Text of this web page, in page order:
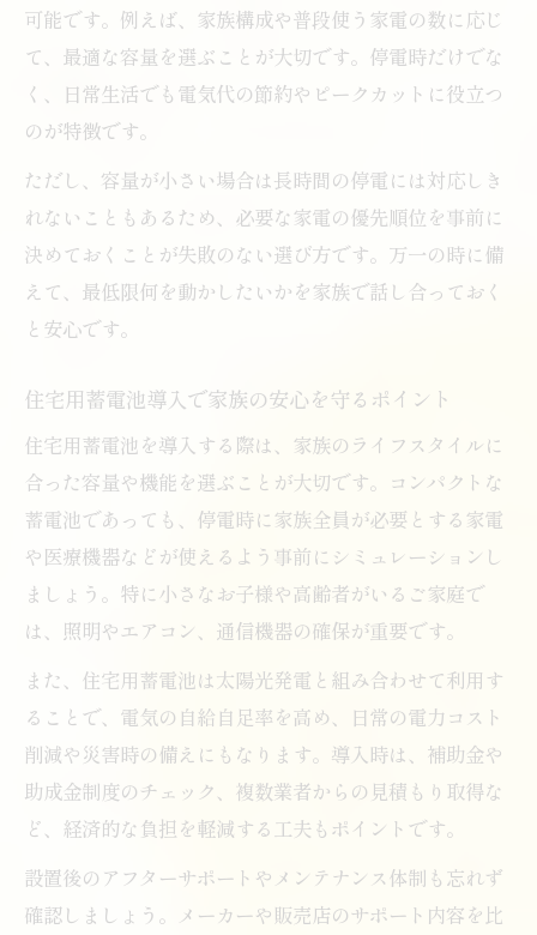
可能です。例えば、家族構成や普段使う家電の数に応じ
て、最適な容量を選ぶことが大切です。停電時だけでな
く、日常生活でも電気代の節約やピークカットに役立つ
のが特徴です。
ただし、容量が小さい場合は長時間の停電には対応しき
れないこともあるため、必要な家電の優先順位を事前に
決めておくことが失敗のない選び方です。万一の時に備
えて、最低限何を動かしたいかを家族で話し合っておく
と安心です。
住宅用蓄電池導入で家族の安心を守るポイント
住宅用蓄電池を導入する際は、家族のライフスタイルに
合った容量や機能を選ぶことが大切です。コンパクトな
蓄電池であっても、停電時に家族全員が必要とする家電
や医療機器などが使えるよう事前にシミュレーションし
ましょう。特に小さなお子様や高齢者がいるご家庭で
は、照明やエアコン、通信機器の確保が重要です。
また、住宅用蓄電池は太陽光発電と組み合わせて利用す
ることで、電気の自給自足率を高め、日常の電力コスト
削減や災害時の備えにもなります。導入時は、補助金や
助成金制度のチェック、複数業者からの見積もり取得な
ど、経済的な負担を軽減する工夫もポイントです。
設置後のアフターサポートやメンテナンス体制も忘れず
確認しましょう。メーカーや販売店のサポート内容を比